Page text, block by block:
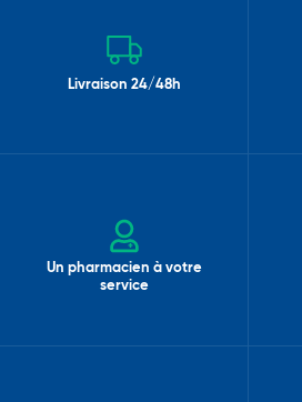
Livraison 24/48h
Un pharmacien à votre
service